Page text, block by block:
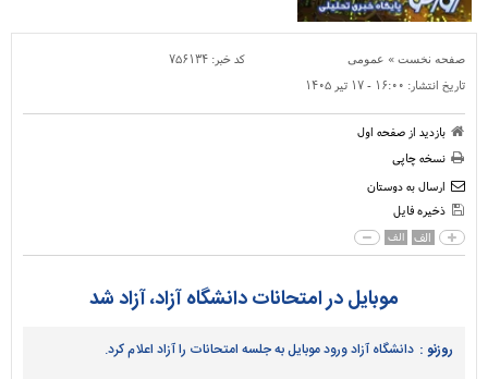
صفحه نخست » عمومی کد خبر: ۷۵۶۱۳۴
تاریخ انتشار: ۱۶:۰۰ - ۱۷ تير ۱۴۰۵
بازدید از صفحه اول
نسخه چاپی
ارسال به دوستان
ذخیره فایل
الف الف
موبایل در امتحانات دانشگاه آزاد، آزاد شد
روزنو : دانشگاه آزاد ورود موبایل به جلسه امتحانات را آزاد اعلام کرد.